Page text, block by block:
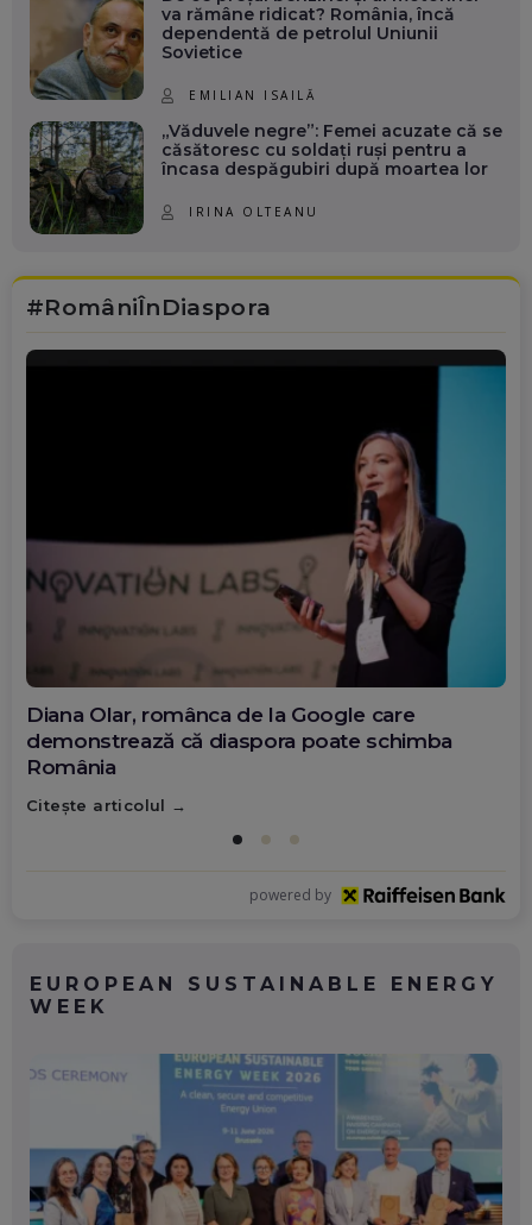
va rămâne ridicat? România, încă
dependentă de petrolul Uniunii
Sovietice
EMILIAN ISAILĂ
„Văduvele negre”: Femei acuzate că se
căsătoresc cu soldați ruși pentru a
încasa despăgubiri după moartea lor
IRINA OLTEANU
#RomâniÎnDiaspora
Diana Olar, românca de la Google care
demonstrează că diaspora poate schimba
România
Citește articolul
powered by
EUROPEAN SUSTAINABLE ENERGY
WEEK